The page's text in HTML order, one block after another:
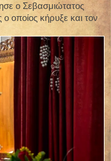
ο Σεβασμιώτατος
οποίος κήρυξε και τον